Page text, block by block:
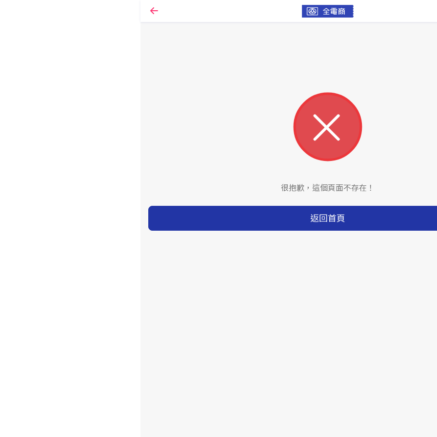
很抱歉，這個頁面不存在！
返回首頁